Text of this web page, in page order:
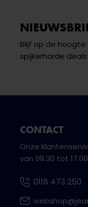
Blijf op de hoogte
spijkerharde
CONTACT
Onze
van 08.30 tot
0118 473 250